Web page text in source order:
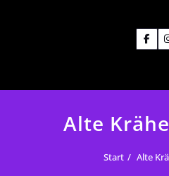
Alte
Start Alte